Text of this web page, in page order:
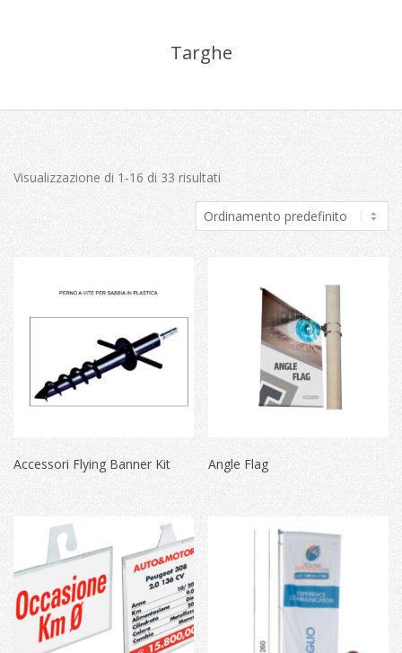
Targhe
Visualizzazione di 1-16 di 33 risultati
Accessori Flying Banner Kit Angle Flag